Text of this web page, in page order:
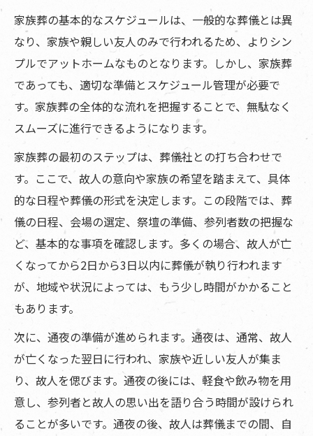
よくある質問
寺院概要
家族葬の基本的なスケジュールは、一般的な葬儀とは異
なり、家族や親しい友人のみで行われるため、よりシン
プルでアットホームなものとなります。しかし、家族葬
であっても、適切な準備とスケジュール管理が必要で
す。家族葬の全体的な流れを把握することで、無駄なく
スムーズに進行できるようになります。
家族葬の最初のステップは、葬儀社との打ち合わせで
す。ここで、故人の意向や家族の希望を踏まえて、具体
的な日程や葬儀の形式を決定します。この段階では、葬
儀の日程、会場の選定、祭壇の準備、参列者数の把握な
ど、基本的な事項を確認します。多くの場合、故人が亡
くなってから2日から3日以内に葬儀が執り行われます
が、地域や状況によっては、もう少し時間がかかること
もあります。
次に、通夜の準備が進められます。通夜は、通常、故人
が亡くなった翌日に行われ、家族や近しい友人が集ま
り、故人を偲びます。通夜の後には、軽食や飲み物を用
意し、参列者と故人の思い出を語り合う時間が設けられ
ることが多いです。通夜の後、故人は葬儀までの間、自